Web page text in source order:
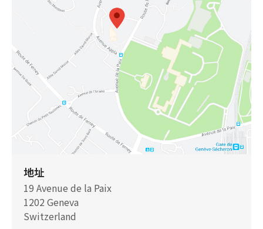
地址
19 Avenue de la Paix
1202 Geneva
Switzerland